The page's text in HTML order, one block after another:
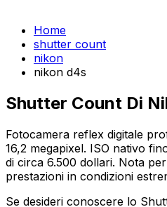
Home
shutter count
nikon
nikon d4s
Shutter Count Di
Fotocamera reflex digitale
16,2 megapixel. ISO nativo
di circa 6.500 dollari. Nota
prestazioni in condizioni
Se desideri conoscere lo